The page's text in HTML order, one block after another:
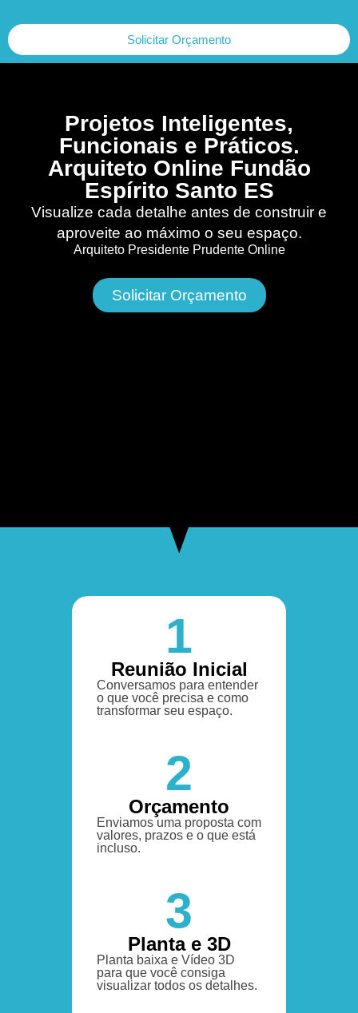
Solicitar Orçamento
Projetos Inteligentes,
Funcionais e Práticos.
Arquiteto Online Fundão
Espírito Santo ES
Visualize cada detalhe antes de construir e
aproveite ao máximo o seu espaço.
Arquiteto Presidente Prudente Online
Solicitar Orçamento
1
Reunião Inicial
Conversamos para entender
o que você precisa e como
transformar seu espaço.
2
Orçamento
Enviamos uma proposta com
valores, prazos e o que está
incluso.
3
Planta e 3D
Planta baixa e Vídeo 3D
para que você consiga
visualizar todos os detalhes.